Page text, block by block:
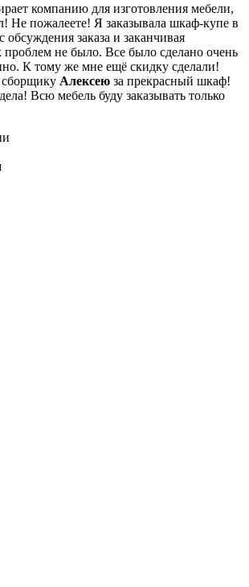
компанию для изготовления мебели,
Не пожалеете! Я заказывала шкаф-купе в
заказа и заканчивая
не было. Все было сделано очень
К тому же мне ещё скидку сделали!
Алексею за прекрасный шкаф!
Всю мебель буду заказывать только